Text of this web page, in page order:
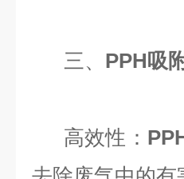
三、 PPH吸
高效性：